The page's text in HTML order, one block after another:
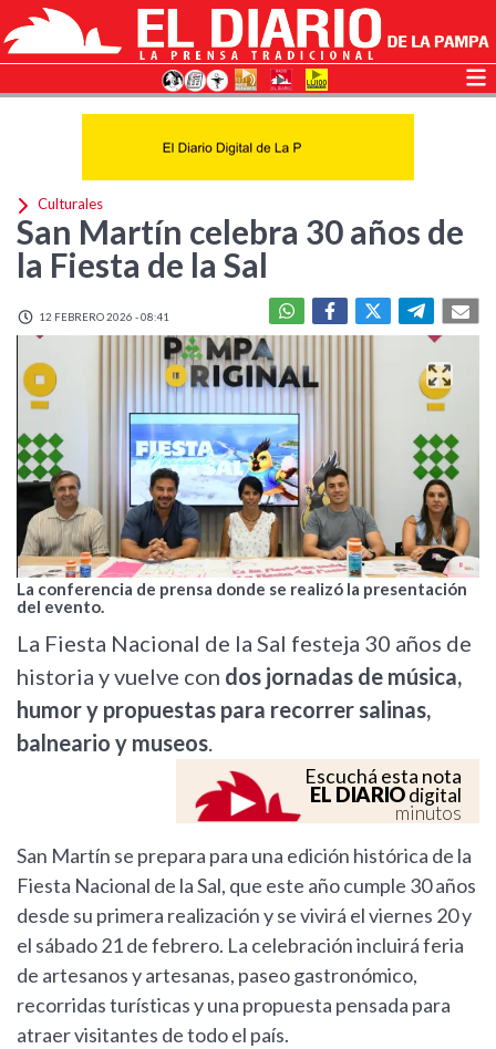
Culturales
San Martín celebra 30 años de
la Fiesta de la Sal
12 FEBRERO 2026 - 08:41
La conferencia de prensa donde se realizó la presentación
del evento.
La Fiesta Nacional de la Sal festeja 30 años de
historia y vuelve con dos jornadas de música,
humor y propuestas para recorrer salinas,
balneario y museos.
Escuchá esta nota
EL DIARIOdigital
minutos
San Martín se prepara para una edición histórica de la
Fiesta Nacional de la Sal, que este año cumple 30 años
desde su primera realización y se vivirá el viernes 20 y
el sábado 21 de febrero. La celebración incluirá feria
de artesanos y artesanas, paseo gastronómico,
recorridas turísticas y una propuesta pensada para
atraer visitantes de todo el país.